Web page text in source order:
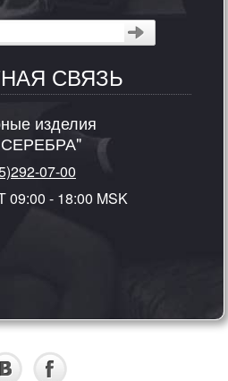
СВЯЗЬ
изделия
07-00
- 18:00 MSK